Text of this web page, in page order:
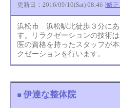
更新日：2016/09/10(Sat) 08:46 [修
浜松市 浜松駅北徒歩３分に
す。リラクゼーションの技術
医の資格を持ったスタッフが
クゼーションを行います。
■ 伊達な整体院